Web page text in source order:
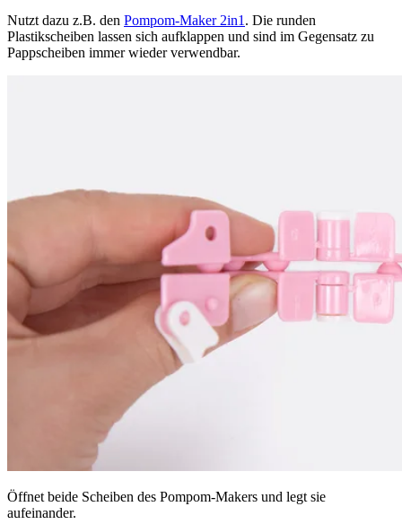
Nutzt dazu z.B. den Pompom-Maker 2in1 . Die runden
Plastikscheiben lassen sich aufklappen und sind im Gegensatz zu
Pappscheiben immer wieder verwendbar.
Öffnet beide Scheiben des Pompom-Makers und legt sie
aufeinander.